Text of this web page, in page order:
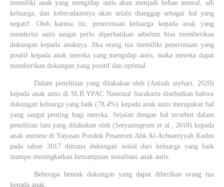
memiliki anak yang mengidap autis akan menjadi beban mental, aib
keluarga, dan keberadaannya akan selalu dianggap sebagai hal yang
negatif. Oleh karena itu, penerimaan keluarga kepada anak yang
menderita autis sangat perlu diperhatikan sebelum bisa memberikan
dukungan kepada anaknya. Jika orang tua memiliki penerimaan yang
positif kepada anak mereka yang mengidap autis, maka mereka dapat
memberikan dukungan yang positif dan optimal.
Dalam penelitian yang dilakukan oleh(Anisah asyhari, 2020)
kepada anak autis di SLB YPAC Nasional Surakarta disebutkan bahwa
dukungan keluarga yang baik (78,4%) kepada anak autis merupakan hal
yang sangat penting bagi mereka. Sejalan dengan hal tersebut dalam
penelitian lain yang dilakukan oleh(Setyaningrum et al., 2018) kepada
anak autisme di Yayasan Pondok Pesantren Abk Al-Achsaniyyah Kudus
pada tahun 2017 dimana dukungan sosial dari keluarga yang baik
mampu meningkatkan kemampuan sosialisasi anak autis.
Beberapa bentuk dukungan yang dapat diberikan orang tua
kepada anak: